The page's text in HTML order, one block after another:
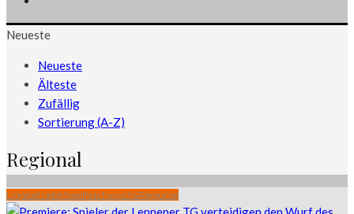
Neueste
Neueste
Älteste
Zufällig
Sortierung (A-Z)
Regional
LigabetriebMixedNachwuchsRegional